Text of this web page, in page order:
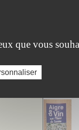
que vous